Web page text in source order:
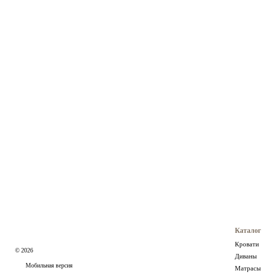
© 2026
Мобильная версия
Каталог
Кровати
Диваны
Матрасы